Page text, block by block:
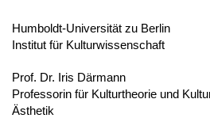
Humboldt-Universität zu Berlin
Institut für Kulturwissenschaft
Prof. Dr. Iris Därmann
Professorin für Kulturtheorie und
Ästhetik